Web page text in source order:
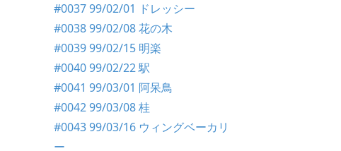
#0037 99/02/01 ドレッシー
#0038 99/02/08 花の木
#0039 99/02/15 明楽
#0040 99/02/22 駅
#0041 99/03/01 阿呆鳥
#0042 99/03/08 桂
#0043 99/03/16 ウィングベーカリ
ー